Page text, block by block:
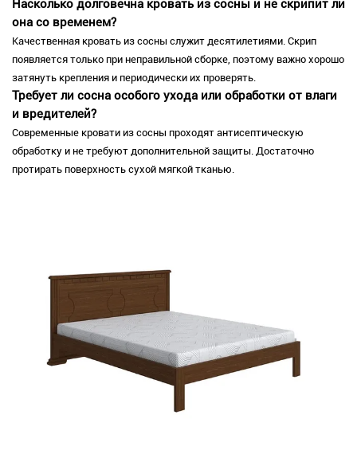
Насколько долговечна кровать из сосны и не скрипит ли
она со временем?
Качественная кровать из сосны служит десятилетиями. Скрип
появляется только при неправильной сборке, поэтому важно хорошо
затянуть крепления и периодически их проверять.
Требует ли сосна особого ухода или обработки от влаги
и вредителей?
Современные кровати из сосны проходят антисептическую
обработку и не требуют дополнительной защиты. Достаточно
протирать поверхность сухой мягкой тканью.